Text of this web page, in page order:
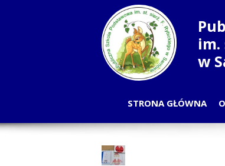
STRONA GŁÓWNA
im.
w